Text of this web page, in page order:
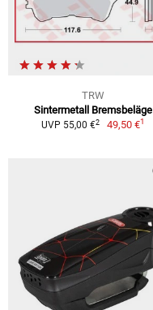
TRW
Sintermetall Bremsbeläge
UVP 55,00 €2 49,50 €1